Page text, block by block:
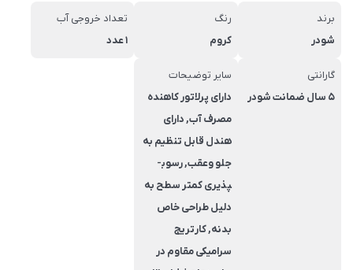
برند
شودر
رنگ
کروم
تعداد خروجی آب
1 عدد
گارانتی
5 سال ضمانت شودر
سایر توضیحات
دارای پرلاتور کاهنده
مصرف آب, دارای
هندل قابل تنظیم به
جلو وعقب, رسوب­
پذیری کم­تر سطح به
دلیل طراحی خاص
بدنه, کارتریج
سرامیکی مقاوم در